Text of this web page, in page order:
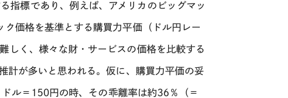
指標であり、例えば、アメリカのビッグマッ
ク価格を基準とする購買力平価（ドル円レー
しく、様々な財・サービスの価格を比較する
計が多いと思われる。仮に、購買力平価の妥
ドル＝ 150円の時、その乖離率は約36 ％（＝